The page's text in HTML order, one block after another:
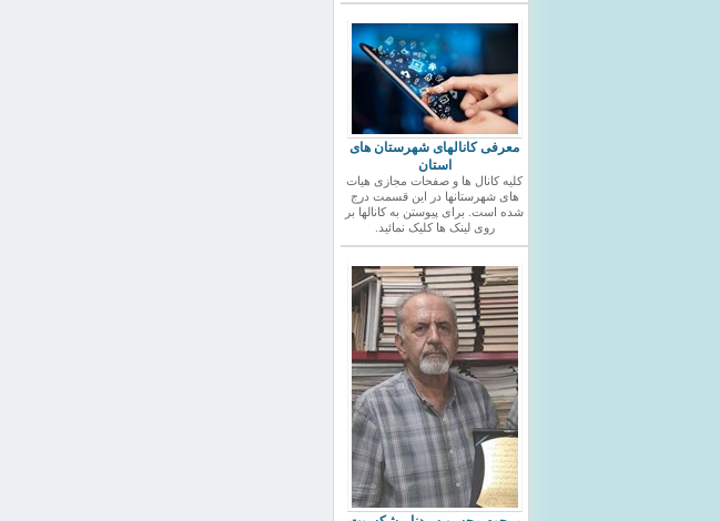
معرفی کانالهای شهرستان های
استان
کلیه کانال ها و صفحات مجازی هیات
های شهرستانها در این قسمت درج
شده است. برای پیوستن به کانالها بر
روی لینک ها کلیک نمائید.